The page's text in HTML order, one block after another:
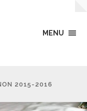
MENU
2015-2016